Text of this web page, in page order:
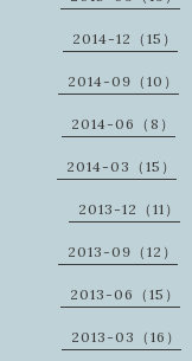
2014-12（15）
2014-09（10）
2014-06（8）
2014-03（15）
2013-12（11）
2013-09（12）
2013-06（15）
2013-03（16）